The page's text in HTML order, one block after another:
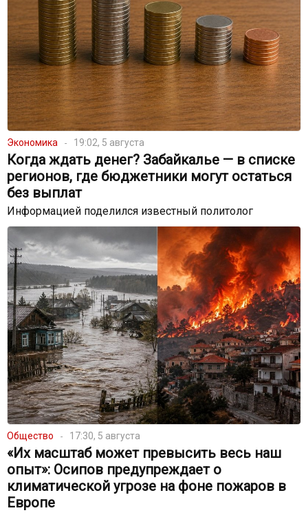
Экономика 19:02, 5 августа
Когда ждать денег? Забайкалье — в списке
регионов, где бюджетники могут остаться
без выплат
Информацией поделился известный политолог
Общество 17:30, 5 августа
«Их масштаб может превысить весь наш
опыт»: Осипов предупреждает о
климатической угрозе на фоне пожаров в
Европе